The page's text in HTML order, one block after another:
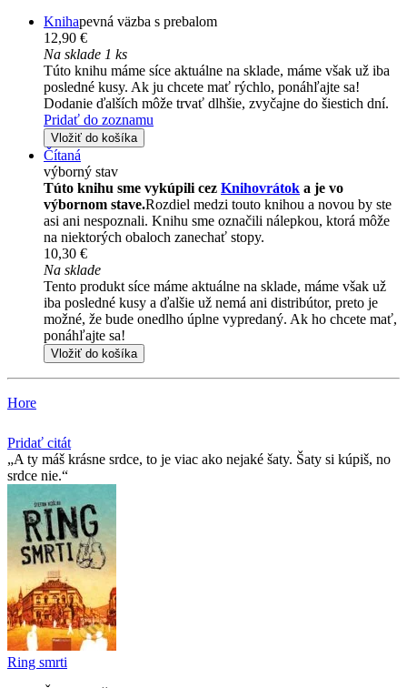
Knihapevná väzba s prebalom
12,90 €
Na sklade 1 ks
Túto knihu máme síce aktuálne na sklade, máme však už iba
posledné kusy. Ak ju chcete mať rýchlo, ponáhľajte sa!
Dodanie ďalších môže trvať dlhšie, zvyčajne do šiestich dní.
Pridať do zoznamu
Vložiť do košíka
Čítaná
výborný stav
Túto knihu sme vykúpili cez Knihovrátok a je vo
výbornom stave.Rozdiel medzi touto knihou a novou by ste
asi ani nespoznali. Knihu sme označili nálepkou, ktorá môže
na niektorých obaloch zanechať stopy.
10,30 €
Na sklade
Tento produkt síce máme aktuálne na sklade, máme však už
iba posledné kusy a ďalšie už nemá ani distribútor, preto je
možné, že bude onedlho úplne vypredaný. Ak ho chcete mať,
ponáhľajte sa!
Vložiť do košíka
Hore
Pridať citát
A ty máš krásne srdce, to je viac ako nejaké šaty. Šaty si kúpiš, no
srdce nie.
Ring smrti